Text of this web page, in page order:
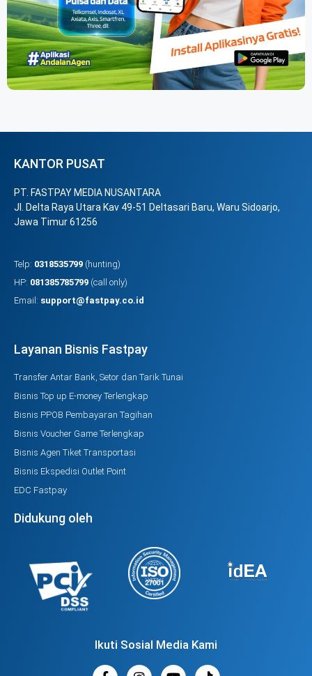
KANTOR PUSAT
PT. FASTPAY MEDIA NUSANTARA
Jl. Delta Raya Utara Kav 49-51 Deltasari Baru, Waru Sidoarjo,
Jawa Timur 61256
Telp: 0318535799 (hunting)
HP: 081385785799 (call only)
Email: support@fastpay.co.id
Layanan Bisnis Fastpay
Transfer Antar Bank, Setor dan Tarik Tunai
Bisnis Top up E-money Terlengkap
Bisnis PPOB Pembayaran Tagihan
Bisnis Voucher Game Terlengkap
Bisnis Agen Tiket Transportasi
Bisnis Ekspedisi Outlet Point
EDC Fastpay
Didukung oleh
Ikuti Sosial Media Kami